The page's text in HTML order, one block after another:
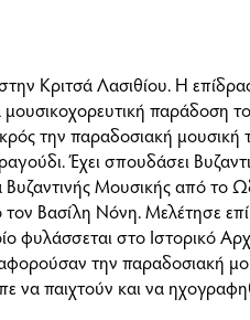
Κριτσά Λασιθίου. Η
μουσικοχορευτική παράδοση
την παραδοσιακή μουσική
Έχει σπουδάσει
Μουσικής από το
Βασίλη Νόνη. Μελέτησε επί
φυλάσσεται στο Ιστορικό
την παραδοσιακή
να παιχτούν και να